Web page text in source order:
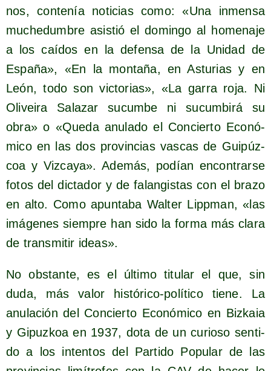
nos, con­te­nía noti­cias como: «Una inmen­sa
muche­dum­bre asis­tió el domin­go al home­na­je
a los caí­dos en la defen­sa de la Uni­dad de
Espa­ña», «En la mon­ta­ña, en Astu­rias y en
León, todo son vic­to­rias», «La garra roja. Ni
Oli­vei­ra Sala­zar sucum­be ni sucum­bi­rá su
obra» o «Que­da anu­la­do el Con­cier­to Eco­nó­
mi­co en las dos pro­vin­cias vas­cas de Gui­púz­
coa y Viz­ca­ya». Ade­más, podían encon­trar­se
fotos del dic­ta­dor y de falan­gis­tas con el bra­zo
en alto. Como apun­ta­ba Wal­ter Lipp­man, «las
imá­ge­nes siem­pre han sido la for­ma más cla­ra
de trans­mi­tir ideas».
No obs­tan­te, es el últi­mo titu­lar el que, sin
duda, más valor his­tó­ri­co-polí­ti­co tie­ne. La
anu­la­ción del Con­cier­to Eco­nó­mi­co en Biz­kaia
y Gipuz­koa en 1937, dota de un curio­so sen­ti­
do a los inten­tos del Par­ti­do Popu­lar de las